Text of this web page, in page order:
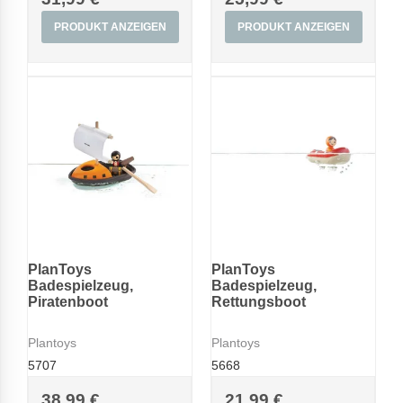
PRODUKT ANZEIGEN PRODUKT ANZEIGEN
PlanToys
Badespielzeug,
Piratenboot
Plantoys
5707
PlanToys
Badespielzeug,
Rettungsboot
Plantoys
5668